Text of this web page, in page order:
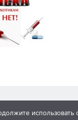
использовать